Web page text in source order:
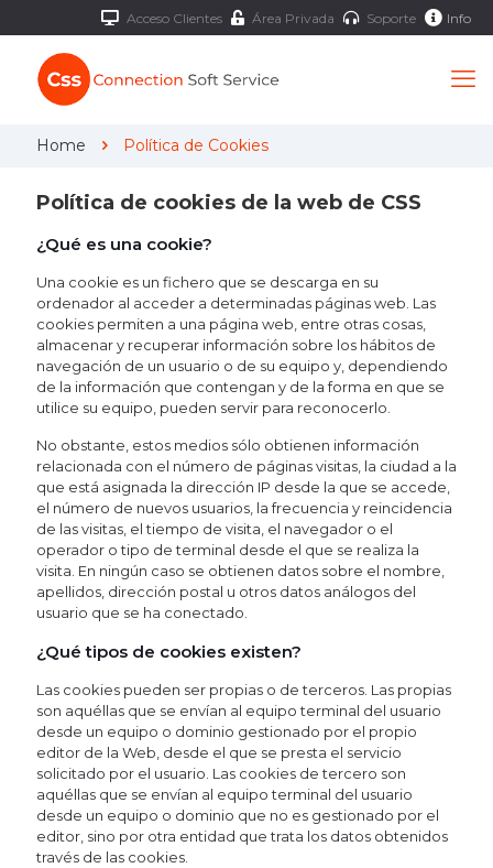
Acceso Clientes Área Privada Soporte Info
Home Política de Cookies
Política de cookies de la web de CSS
¿Qué es una cookie?
Una cookie es un fichero que se descarga en su
ordenador al acceder a determinadas páginas web. Las
cookies permiten a una página web, entre otras cosas,
almacenar y recuperar información sobre los hábitos de
navegación de un usuario o de su equipo y, dependiendo
de la información que contengan y de la forma en que se
utilice su equipo, pueden servir para reconocerlo.
No obstante, estos medios sólo obtienen información
relacionada con el número de páginas visitas, la ciudad a la
que está asignada la dirección IP desde la que se accede,
el número de nuevos usuarios, la frecuencia y reincidencia
de las visitas, el tiempo de visita, el navegador o el
operador o tipo de terminal desde el que se realiza la
visita. En ningún caso se obtienen datos sobre el nombre,
apellidos, dirección postal u otros datos análogos del
usuario que se ha conectado.
¿Qué tipos de cookies existen?
Las cookies pueden ser propias o de terceros. Las propias
son aquéllas que se envían al equipo terminal del usuario
desde un equipo o dominio gestionado por el propio
editor de la Web, desde el que se presta el servicio
solicitado por el usuario. Las cookies de tercero son
aquéllas que se envían al equipo terminal del usuario
desde un equipo o dominio que no es gestionado por el
editor, sino por otra entidad que trata los datos obtenidos
través de las cookies.